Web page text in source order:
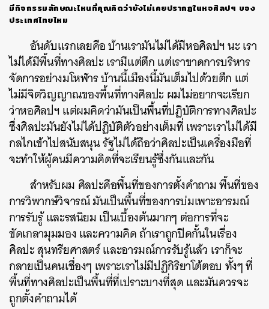
มีกิจกรรมลักษณะไหนที่คุณคิดว่ายังไม่เคยปรากฏในหอศิลปฯ ของ
ประเทศไทยไหม
อันดับแรกเลยคือบ้านเรามันไม่ได้มีหอศิลปฯนะเรา
ไม่ได้มีพื้นที่ทางศิลปะเรามีแต่ตึกแต่เราขาดการบริหาร
จัดการอย่างมโหฬารบ้านนี้เมืองนี้มันเต็มไปด้วยตึก แต่
ไม่มีจิตวิญญาณของพื้นที่ทางศิลปะ ผมไม่อยากจะเรียก
ว่าหอศิลปฯ แต่ผมคิดว่ามันเป็นพื้นที่ปฏิบัติการทางศิลปะ
ซึ่งศิลปะมันยังไม่ได้ปฏิบัติตัวอย่างเต็มที่เพราะเราไม่ได้มี
กลไกเข้าไปสนับสนุนรัฐไม่ได้ถือว่าศิลปะเป็นเครื่องมือที่
จะทำให้ผู้คนมีความคิดที่จะเรียนรู้ซึ่งกันและกัน
สำหรับผม ศิลปะคือพื้นที่ของการตั้งคำถามพื้นที่ของ
การวิพากษ์วิจารณ์มันเป็นพื้นที่ของการบ่มเพาะอารมณ์
การรับรู้และรสนิยมเป็นเบื้องต้นมากๆ ต่อการที่จะ
ขัดเกลามุมมองและความคิดถ้าเราถูกปิดกั้นในเรื่อง
ศิลปะสุนทรียศาสตร์และอารมณ์การรับรู้แล้ว เราก็จะ
กลายเป็นคนเชื่องๆ เพราะเราไม่มีปฏิกิริยาโต้ตอบ ทั้งๆที่
พื้นที่ทางศิลปะเป็นพื้นที่ที่เปราะบางที่สุดและมันควรจะ
ถูกตั้งคำถามได้